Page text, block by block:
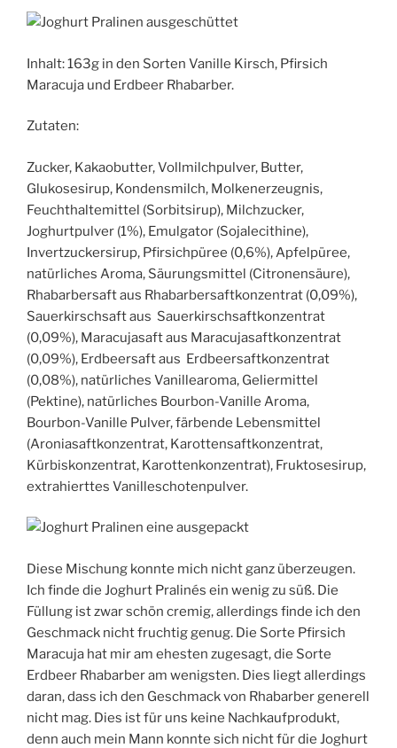
Inhalt: 163g in den Sorten Vanille Kirsch, Pfirsich
Maracuja und Erdbeer Rhabarber.
Zutaten:
Zucker, Kakaobutter, Vollmilchpulver, Butter,
Glukosesirup, Kondensmilch, Molkenerzeugnis,
Feuchthaltemittel (Sorbitsirup), Milchzucker,
Joghurtpulver (1%), Emulgator (Sojalecithine),
Invertzuckersirup, Pfirsichpüree (0,6%), Apfelpüree,
natürliches Aroma, Säurungsmittel (Citronensäure),
Rhabarbersaft aus Rhabarbersaftkonzentrat (0,09%),
Sauerkirschsaft aus Sauerkirschsaftkonzentrat
(0,09%), Maracujasaft aus Maracujasaftkonzentrat
(0,09%), Erdbeersaft aus Erdbeersaftkonzentrat
(0,08%), natürliches Vanillearoma, Geliermittel
(Pektine), natürliches Bourbon-Vanille Aroma,
Bourbon-Vanille Pulver, färbende Lebensmittel
(Aroniasaftkonzentrat, Karottensaftkonzentrat,
Kürbiskonzentrat, Karottenkonzentrat), Fruktosesirup,
extrahierttes Vanilleschotenpulver.
Diese Mischung konnte mich nicht ganz überzeugen.
Ich finde die Joghurt Pralinés ein wenig zu süß. Die
Füllung ist zwar schön cremig, allerdings finde ich den
Geschmack nicht fruchtig genug. Die Sorte Pfirsich
Maracuja hat mir am ehesten zugesagt, die Sorte
Erdbeer Rhabarber am wenigsten. Dies liegt allerdings
daran, dass ich den Geschmack von Rhabarber generell
nicht mag. Dies ist für uns keine Nachkaufprodukt,
denn auch mein Mann konnte sich nicht für die Joghurt